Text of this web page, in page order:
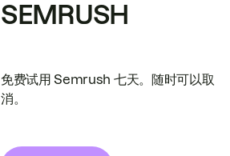
SEMRUSH
免费试用 Semrush 七天。随时可以取
消。